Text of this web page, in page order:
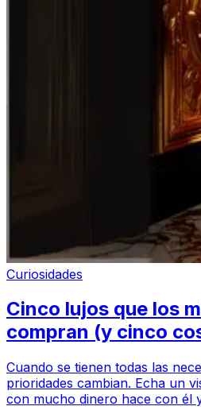
Curiosidades
Cinco lujos que los
compran (y cinco
Cuando se tienen todas las
prioridades cambian. Echa un
con mucho dinero hace con él